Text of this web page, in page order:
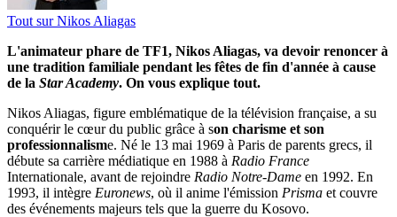
Tout surNikos Aliagas
L'animateur phare de TF1, Nikos Aliagas, va devoir renoncer à
une tradition familiale pendant les fêtes de fin d'année à cause
de la Star Academy. On vous explique tout.
Nikos Aliagas, figure emblématique de la télévision française, a su
conquérir le cœur du public grâce à son charisme et son
professionnalisme. Né le 13 mai 1969 à Paris de parents grecs, il
débute sa carrière médiatique en 1988 à Radio France
Internationale, avant de rejoindre Radio Notre-Dame en 1992. En
1993, il intègre Euronews, où il anime l'émission Prisma et couvre
des événements majeurs tels que la guerre du Kosovo.